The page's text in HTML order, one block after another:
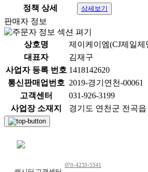
정책 상세
상세보기
판매자 정보
상호명
제이케이엠(CJ제일제
대표자
김재구
사업자 등록 번호 1418142620
통신판매업번호 2019-경기연천-00061
고객센터
031-926-3199
사업장 소재지
경기도 연천군 전곡
070-4233-5541